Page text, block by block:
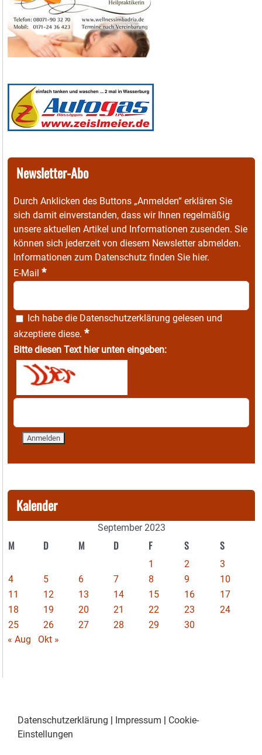
Newsletter-Abo
Durch Anklicken des Buttons „Anmelden“ erklären Sie
sich damit einverstanden, dass wir Ihnen regelmäßig
unsere aktuellen Artikel und Informationen zusenden. Sie
können sich jederzeit von diesem Newsletter abmelden.
Informationen zum Datenschutz finden Sie hier.
E-Mail *
Ich habe die Datenschutzerklärung gelesen und
akzeptiere diese. *
Bitte diesen Text hier unten eingeben:
Kalender
September 2023
M D M D F S S
1 2
3
4
5 6 7 8 9
10
11
12 13 14 15 16
17
18
19 20 21 22 23
24
25
26 27 28 29
30
« Aug
Okt »
Datenschutzerklärung Impressum
Cookie-
Einstellungen